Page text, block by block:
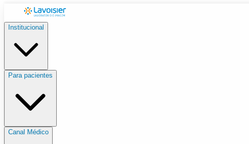
Institucional
Para pacientes
Canal Médico